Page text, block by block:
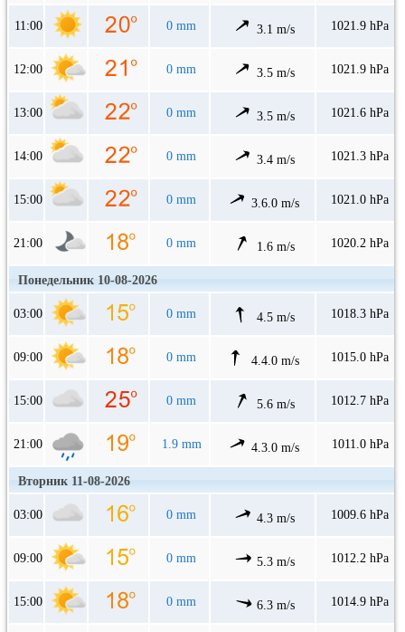
11:00 0 mm 3.1 m/s 1021.9 hPa
12:00 0 mm 3.5 m/s 1021.9 hPa
13:00 0 mm 3.5 m/s 1021.6 hPa
14:00 0 mm 3.4 m/s 1021.3 hPa
15:00 0 mm 3.6.0 m/s 1021.0 hPa
21:00 0 mm 1.6 m/s 1020.2 hPa
Понедельник 10-08-2026
03:00 0 mm 4.5 m/s 1018.3 hPa
09:00 0 mm 4.4.0 m/s 1015.0 hPa
15:00 0 mm 5.6 m/s 1012.7 hPa
21:00 1.9 mm 4.3.0 m/s 1011.0 hPa
Вторник 11-08-2026
03:00 0 mm 4.3 m/s 1009.6 hPa
09:00 0 mm 5.3 m/s 1012.2 hPa
15:00 0 mm 6.3 m/s 1014.9 hPa